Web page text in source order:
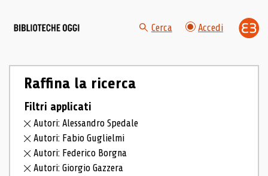
Cerca Accedi
Raffina la ricerca
Filtri applicati
Autori: Alessandro Spedale
Autori: Fabio Guglielmi
Autori: Federico Borgna
Autori: Giorgio Gazzera